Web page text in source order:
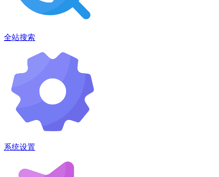
全站搜索
系统设置